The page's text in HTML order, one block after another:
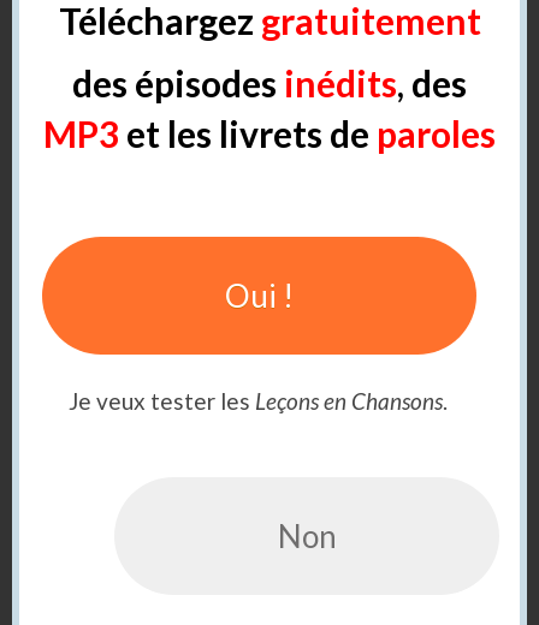
on/ont
Téléchargez gratuitement
des épisodes inédits, des
MP3 et les livrets de paroles
Oui !
Je veux tester les Leçons en Chansons
Non